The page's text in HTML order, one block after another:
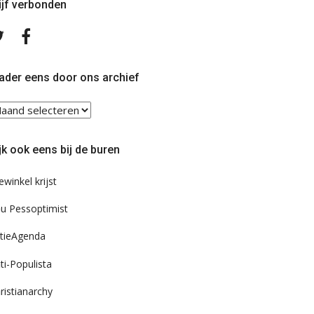
verbonden
Volg
TwitterFacebook
eens door ons archief
ook eens bij de buren
krijst
Pessoptimist
Populista